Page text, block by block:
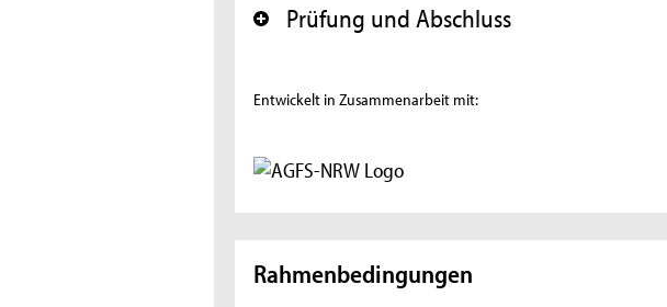
+
Prüfung und Abschluss
Entwickelt in Zusammenarbeit mit:
Rahmenbedingungen